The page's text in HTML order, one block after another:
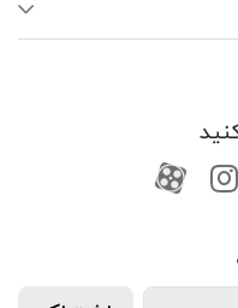
کانال آپارات
کانال آپارات